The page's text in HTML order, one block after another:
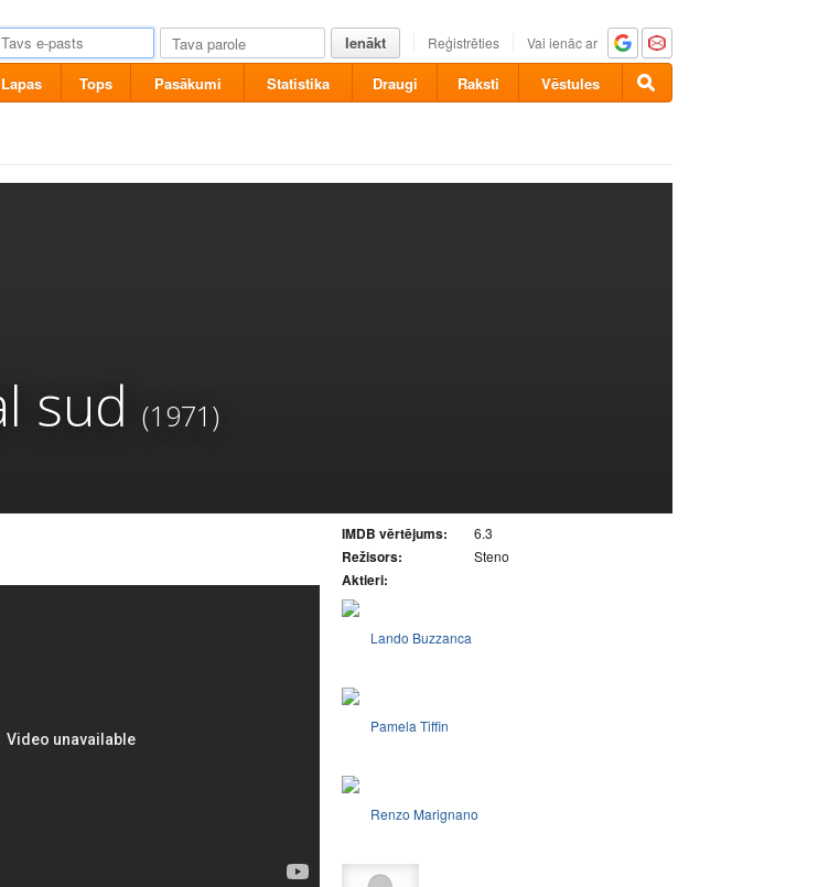
Ienākt Reģistrēties Vai ienāc ar
Lapas Tops Pasākumi Statistika Draugi Raksti Vēstules
sud (1971)
IMDB vērtējums: 6.3
Režisors: Steno
Aktieri:
Lando Buzzanca
Pamela Tiffin
Renzo Marignano